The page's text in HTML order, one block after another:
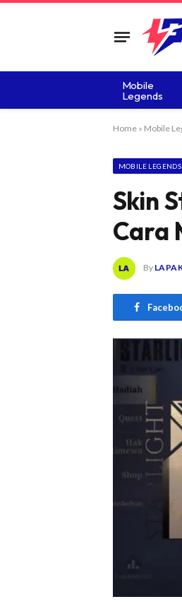
Mobile
Legends
Home» Mobile
MOBILE LEGENDS
Skin
Cara
By